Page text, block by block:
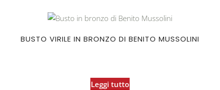
BUSTO VIRILE IN BRONZO DI BENITO MUSSOLINI
Leggi tutto